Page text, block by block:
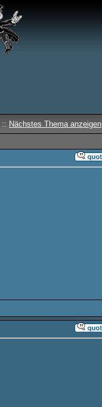
:: Nächstes Thema anzeigen